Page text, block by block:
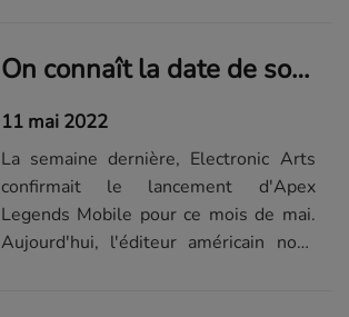
On connaît la date de sortie d'Apex Legends Mobile... et elle est proche !
11 mai 2022
La semaine dernière, Electronic Arts
confirmait le lancement d'Apex
Legends Mobile pour ce mois de mai.
Aujourd'hui, l'éditeur américain nous